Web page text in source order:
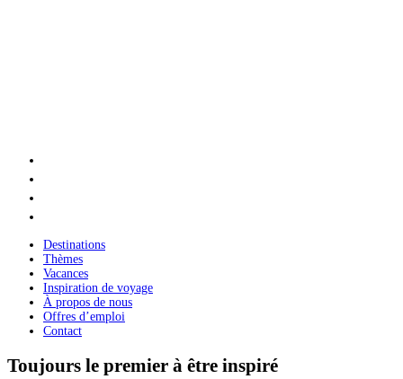
Destinations
Thèmes
Vacances
Inspiration de voyage
À propos de nous
Offres d’emploi
Contact
Toujours le premier à être inspiré